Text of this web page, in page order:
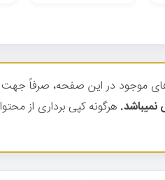
موجود در این صفحه، صرفاً جهت
هرگونه کپی برداری از